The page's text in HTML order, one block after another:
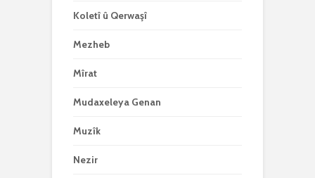
Koletî û Qerwaşî
Mezheb
Mîrat
Mudaxeleya Genan
Muzîk
Nezir